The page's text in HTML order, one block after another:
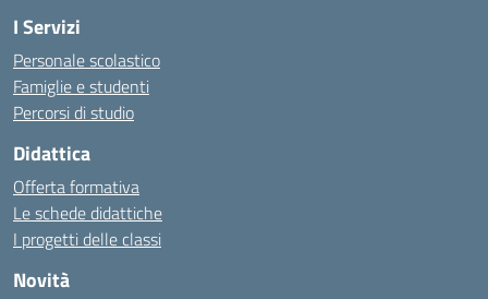
I Servizi
Personale scolastico
Famiglie e studenti
Percorsi di studio
Didattica
Offerta formativa
Le schede didattiche
I progetti delle classi
Novità